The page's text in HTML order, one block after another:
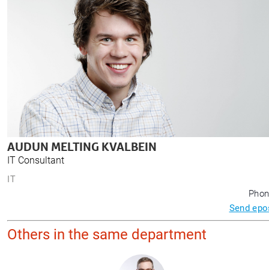
AUDUN MELTING KVALBEIN
IT Consultant
IT
Send
Others in the same department